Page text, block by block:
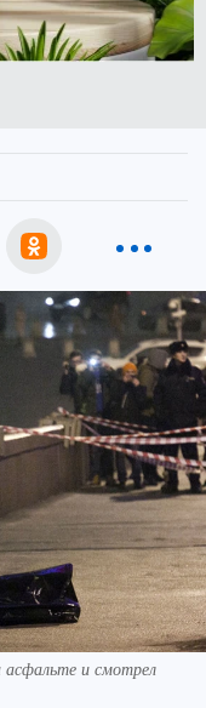
асфальте и смотрел